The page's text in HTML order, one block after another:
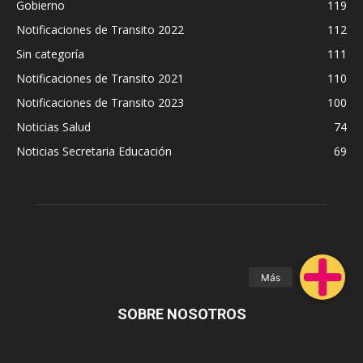
Gobierno
119
Notificaciones de Transito 2022
112
Sin categoría
111
Notificaciones de Transito 2021
110
Notificaciones de Transito 2023
100
Noticias Salud
74
Noticias Secretaria Educación
69
SOBRE NOSOTROS